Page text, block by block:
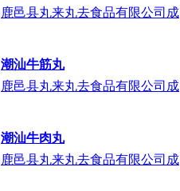
鹿邑县丸来丸去食品有限公司成
潮汕牛筋丸
鹿邑县丸来丸去食品有限公司成
潮汕牛肉丸
鹿邑县丸来丸去食品有限公司成